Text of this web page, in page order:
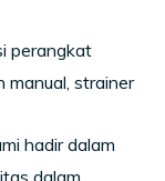
perangkat
strainer
hadir dalam
dalam